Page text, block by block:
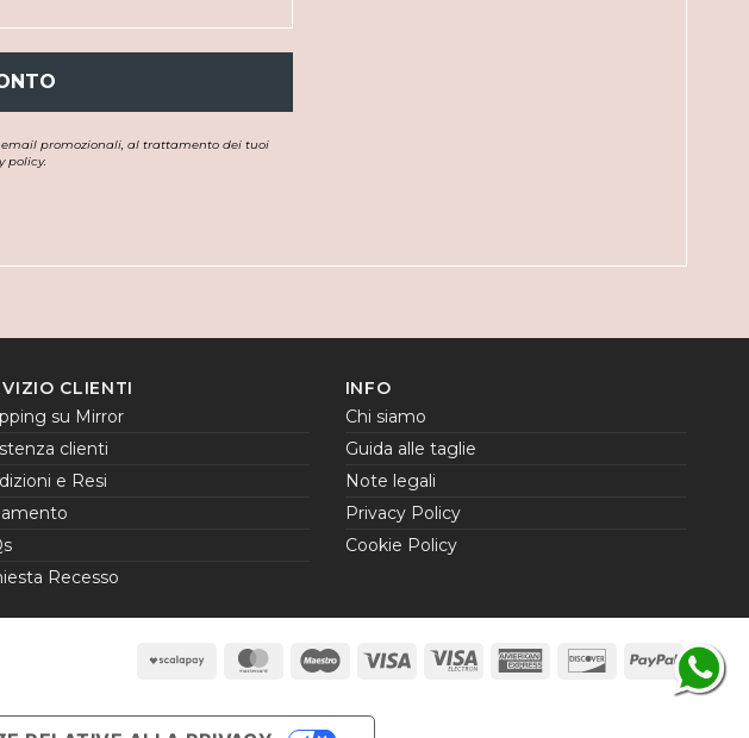
promozionali, al trattamento dei tuoi
policy.
CLIENTI
su Mirror
clienti
e Resi
Recesso
INFO
Chi siamo
Guida alle taglie
Note legali
Privacy Policy
Cookie Policy
Scalapay MasterCardMaestroVisa
Visa
American DiscoverPayPal